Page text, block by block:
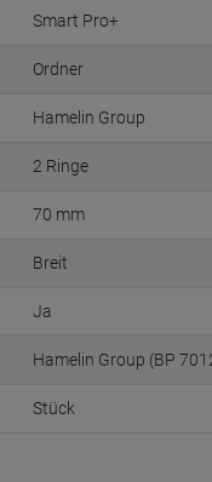
Smart Pro+
Ordner
Hamelin Group
2 Ringe
70 mm
Breit
Ja
Hamelin Group (BP
Stück